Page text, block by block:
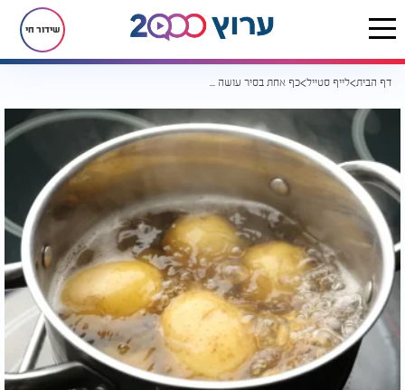
שידור חי
דף הבית לייף סטייל כף אחת בסיר עושה את כל ההבדל: הטריק שישדרג את תפוחי האדמה שלכם